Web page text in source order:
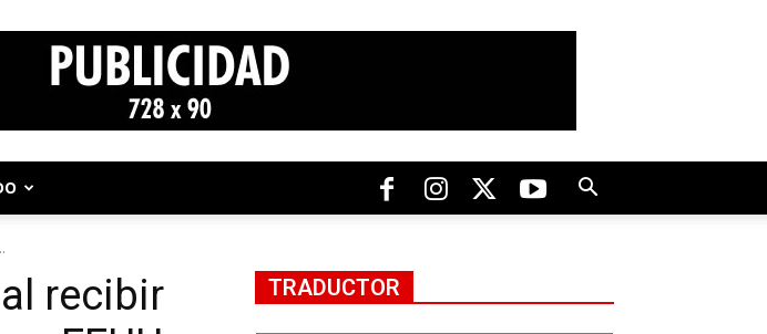
recibir
TRADUCTOR